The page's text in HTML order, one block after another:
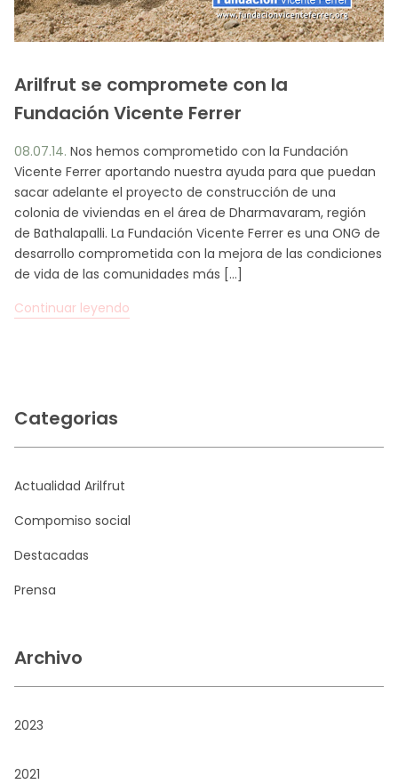
Arilfrut se compromete con la
Fundación Vicente Ferrer
08.07.14. Nos hemos comprometido con la Fundación
Vicente Ferrer aportando nuestra ayuda para que puedan
sacar adelante el proyecto de construcción de una
colonia de viviendas en el área de Dharmavaram, región
de Bathalapalli. La Fundación Vicente Ferrer es una ONG de
desarrollo comprometida con la mejora de las condiciones
de vida de las comunidades más […]
Continuar leyendo
Categorias
Actualidad Arilfrut
Compomiso social
Destacadas
Prensa
Archivo
2023
2021